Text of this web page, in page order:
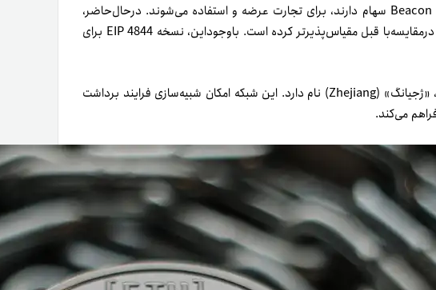
واحدهای ارزهای رمزنگاری‌شده اتریوم که در زنجیره Beacon سهام دارند، برای تجارت عرضه و استفاده می‌شوند. در‌حال‌حاضر،
نسخه EIP 4895 در زنجیره Beacon شبکه ETH را درمقایسه‌با قبل مقیاس‌پذیرتر کرده است. باوجوداین، نسخه EIP 4844 برای
، «ژجیانگ» (Zhejiang) نام دارد. این شبکه امکان شبیه‌سازی فرایند برداشت